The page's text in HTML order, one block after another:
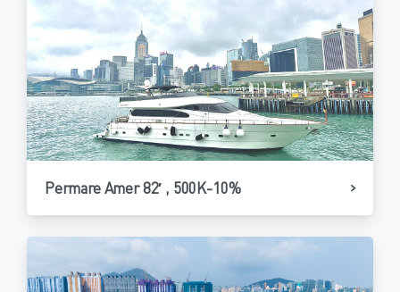
Permare Amer 82′ , 500K-10%